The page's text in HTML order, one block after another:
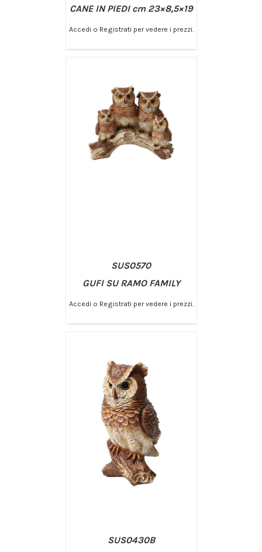
CANE IN PIEDI cm 23×8,5×19
Accedi o Registrati per vedere i prezzi.
SUS0570
GUFI SU RAMO FAMILY
Accedi o Registrati per vedere i prezzi.
SUS0430B